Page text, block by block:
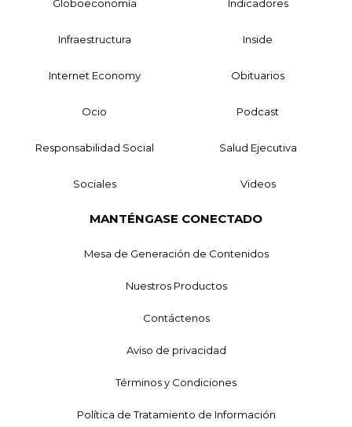
Globoeconomía Indicadores
Infraestructura Inside
Internet Economy Obituarios
Ocio Podcast
Responsabilidad Social Salud Ejecutiva
Sociales Videos
MANTÉNGASE CONECTADO
Mesa de Generación de Contenidos
Nuestros Productos
Contáctenos
Aviso de privacidad
Términos y Condiciones
Política de Tratamiento de Información